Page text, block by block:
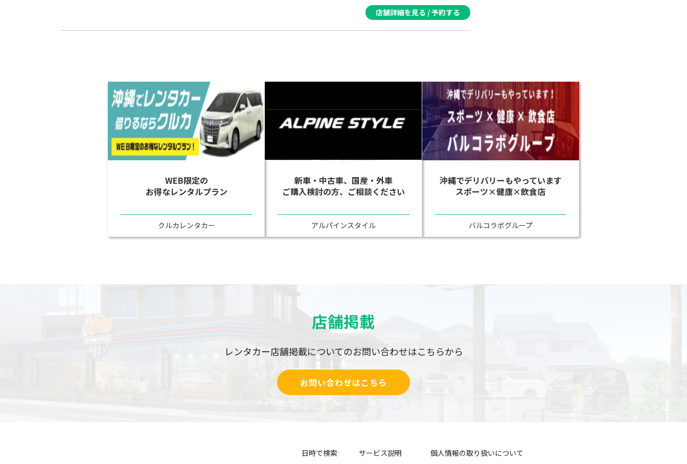
店舗詳細を見る / 予約する
WEB限定の
お得なレンタルプラン
クルカレンタカー
新車・中古車、国産・外車
ご購入検討の方、ご相談ください
アルパインスタイル
沖縄でデリバリーもやっています
スポーツ×健康×飲食店
バルコラボグループ
店舗掲載
レンタカー店舗掲載についてのお問い合わせはこちらから
お問い合わせはこちら
日時で検索 サービス説明 個人情報の取り扱いについて